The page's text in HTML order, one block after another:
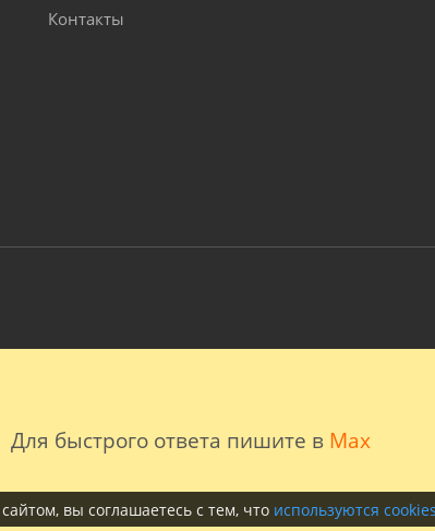
Для быстрого ответа пишите в Max
Контакты
вы соглашаетесь с тем, что используются cookies